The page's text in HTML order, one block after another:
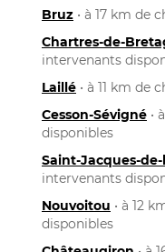
Bruz • à 17 km de
Chartres-de-
intervenants
Laillé • à 11 km de
Cesson-Sévigné •
disponibles
Saint-Jacques-
intervenants
Nouvoitou • à 12
disponibles